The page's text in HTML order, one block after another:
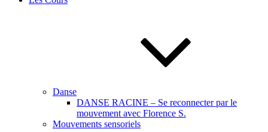
Danse
DANSE RACINE – Se reconnecter par le
mouvement avec Florence S.
Mouvements sensoriels